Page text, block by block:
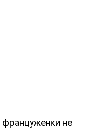
не